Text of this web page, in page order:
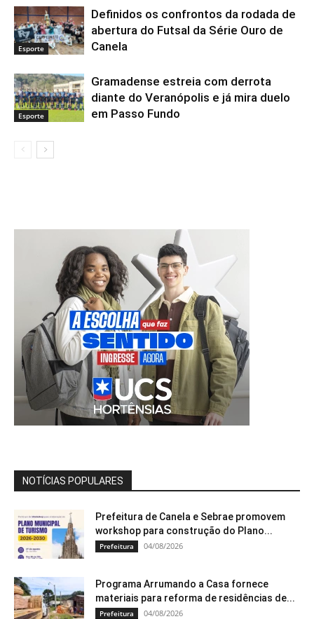
Esporte
Definidos os confrontos da rodada de
abertura do Futsal da Série Ouro de
Canela
Esporte
Gramadense estreia com derrota
diante do Veranópolis e já mira duelo
em Passo Fundo
NOTÍCIAS POPULARES
Prefeitura de Canela e Sebrae promovem
workshop para construção do Plano...
Prefeitura 04/08/2026
Programa Arrumando a Casa fornece
materiais para reforma de residências de...
Prefeitura 04/08/2026